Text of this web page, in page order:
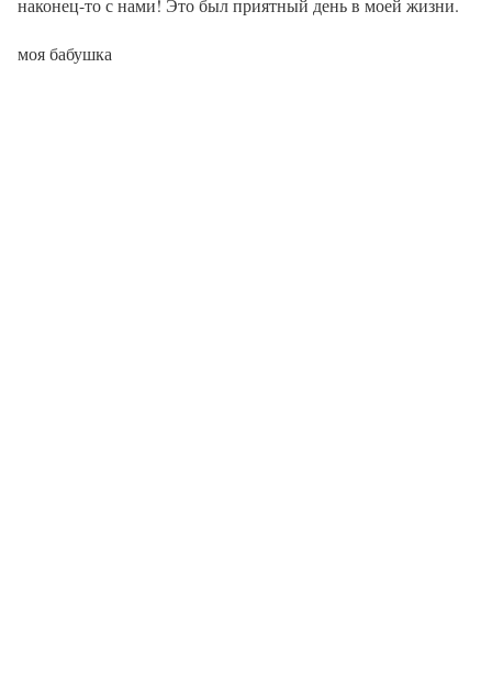
наконец-то с нами! Это был приятный день в моей жизни.
моя бабушка